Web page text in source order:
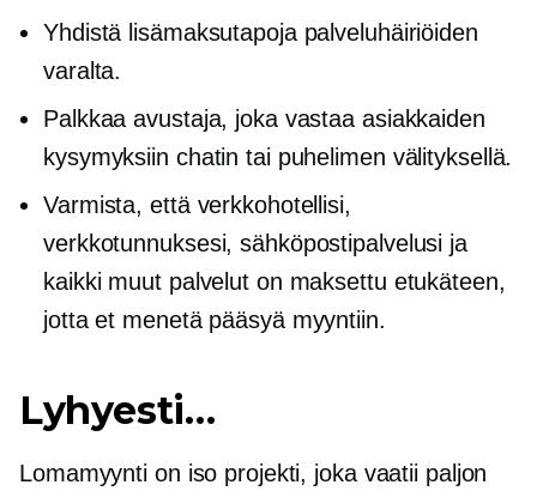
Yhdistä lisämaksutapoja palveluhäiriöiden
varalta.
Palkkaa avustaja, joka vastaa asiakkaiden
kysymyksiin chatin tai puhelimen välityksellä.
Varmista, että verkkohotellisi,
verkkotunnuksesi, sähköpostipalvelusi ja
kaikki muut palvelut on maksettu etukäteen,
jotta et menetä pääsyä myyntiin.
Lyhyesti…
Lomamyynti on iso projekti, joka vaatii paljon